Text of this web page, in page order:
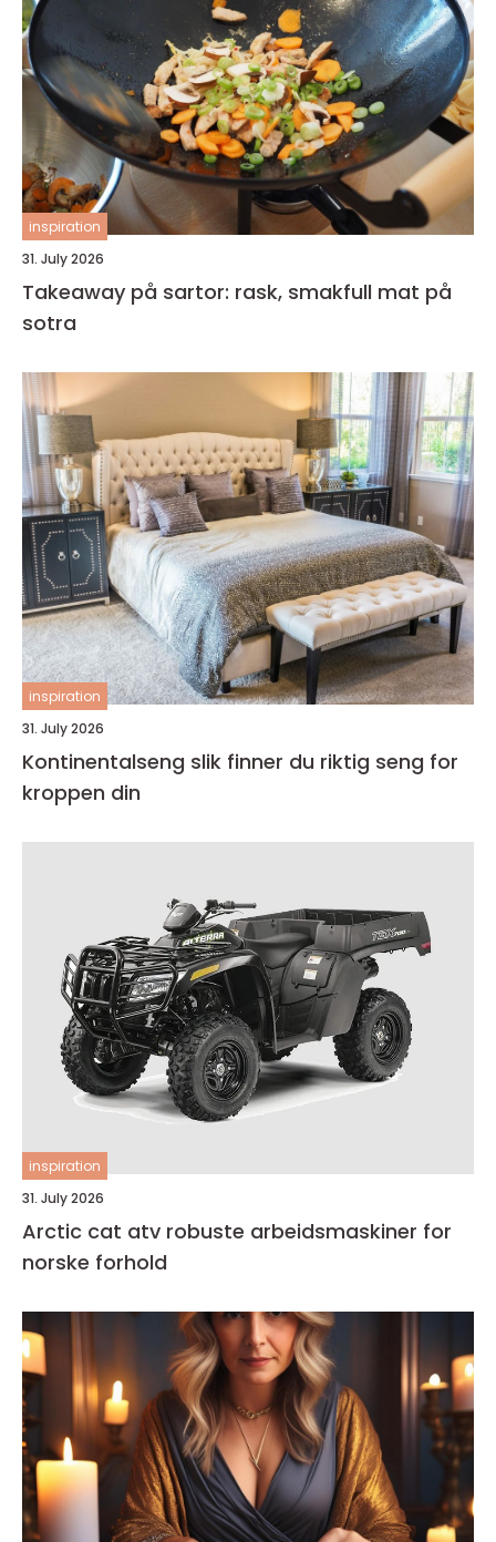
inspiration
31. July 2026
Takeaway på sartor: rask, smakfull mat på
sotra
inspiration
31. July 2026
Kontinentalseng slik finner du riktig seng for
kroppen din
inspiration
31. July 2026
Arctic cat atv robuste arbeidsmaskiner for
norske forhold